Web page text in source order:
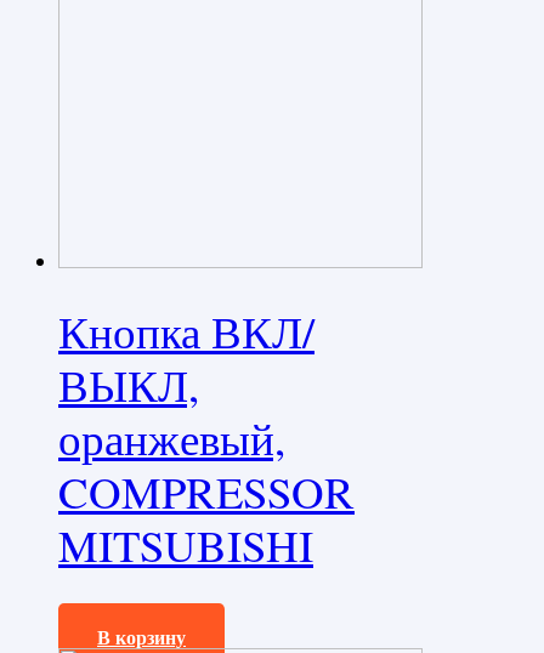
Кнопка ВКЛ/
ВЫКЛ,
оранжевый,
COMPRESSOR
MITSUBISHI
450,0₽
В корзину